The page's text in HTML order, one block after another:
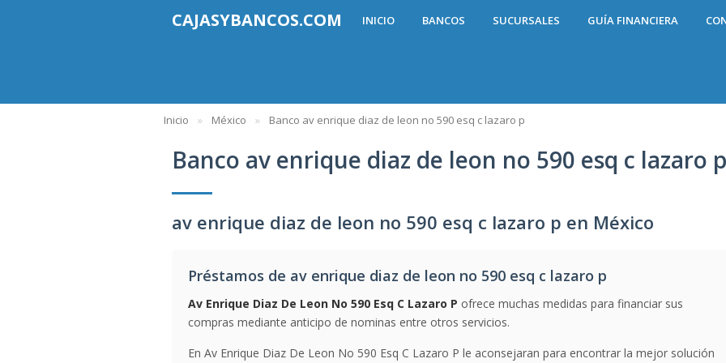
CAJASYBANCOS.COM INICIO BANCOS SUCURSALES GUÍA FINANCIERA
Inicio México Banco av enrique diaz de leon no 590 esq c lazaro p
Banco av enrique diaz de leon no 590 esq c lazaro p
av enrique diaz de leon no 590 esq c lazaro p en México
Préstamos de av enrique diaz de leon no 590 esq c lazaro p
Av Enrique Diaz De Leon No 590 Esq C Lazaro P ofrece muchas medidas para financiar sus
compras mediante anticipo de nominas entre otros servicios.
En Av Enrique Diaz De Leon No 590 Esq C Lazaro P le aconsejaran para encontrar la mejor solución